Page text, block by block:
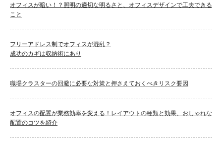
オフィスが暗い！？照明の適切な明るさと、オフィスデザインで工夫できる
こと
フリーアドレス制でオフィスが混乱？
成功のカギは収納術にあり
職場クラスターの回避に必要な対策と押さえておくべきリスク要因
オフィスの配置が業務効率を変える！レイアウトの種類と効果、おしゃれな
配置のコツを紹介